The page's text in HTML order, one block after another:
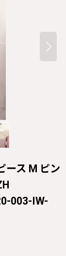
ース M ピン
003-IW-